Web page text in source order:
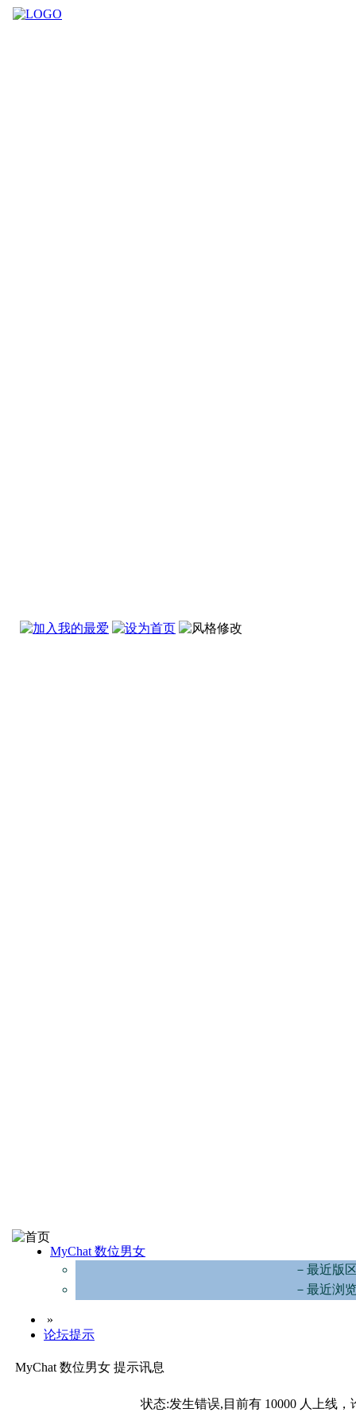
MyChat 数位男女
－最近版
－最近浏
»
论坛提示
MyChat 数位男女 提示讯息
状态:发生错误,目前有 10000 人上线